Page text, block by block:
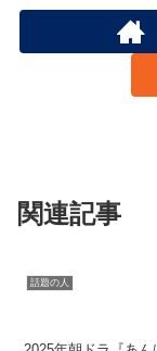
関連記事
話題の人